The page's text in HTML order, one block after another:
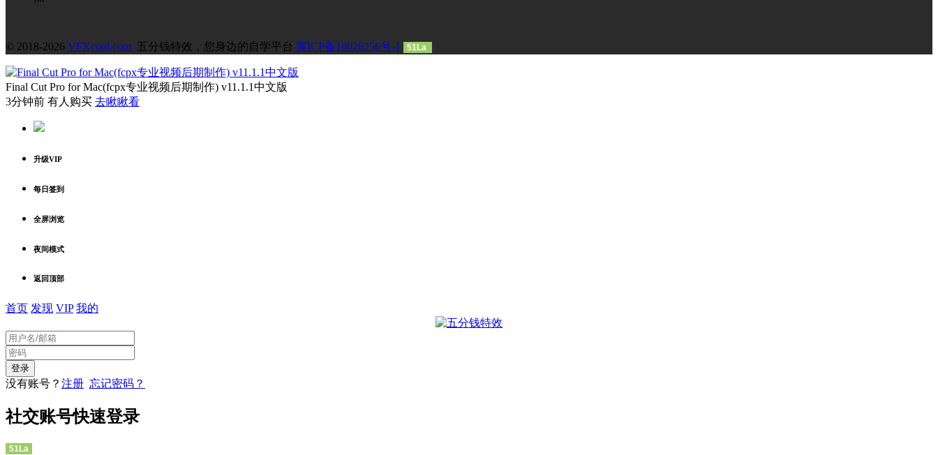
© 2018-2026 VFXcool.com 五分钱特效，您身边的自学平台 冀ICP备18026256号-1 51La
Final Cut Pro for Mac(fcpx专业视频后期制作) v11.1.1中文版
3分钟前 有人购买 去瞅瞅看
升级VIP
每日签到
全屏浏览
夜间模式
返回顶部
首页 发现 VIP 我的
没有账号？ 注册 忘记密码？
社交账号快速登录
51La